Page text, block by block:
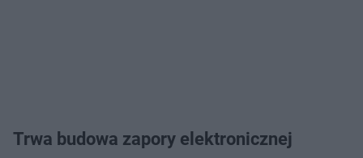
Trwa budowa zapory elektronicznej